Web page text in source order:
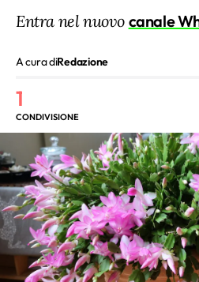
Entra nel nuovo canale
A cura diRedazione
1
CONDIVISIONE